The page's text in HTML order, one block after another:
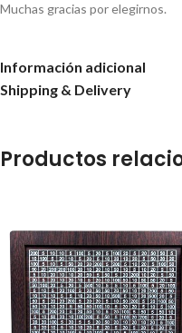
Muchas gracias por elegirnos.
Información adicional
Shipping & Delivery
Productos